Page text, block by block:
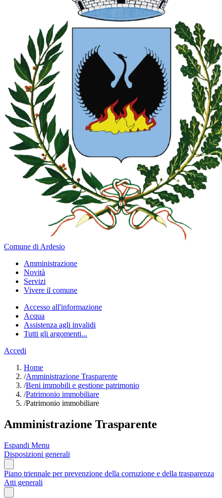
Comune di Ardesio
Amministrazione
Novità
Servizi
Vivere il comune
Accesso all'informazione
Acqua
Assistenza agli invalidi
Tutti gli argomenti...
Accedi
Home
/Amministrazione Trasparente
/Beni immobili e gestione patrimonio
/Patrimonio immobiliare
/Patrimonio immobiliare
Amministrazione Trasparente
Espandi Menu
Disposizioni generali
Piano triennale per prevenzione della corruzione e della trasparenza
Atti generali